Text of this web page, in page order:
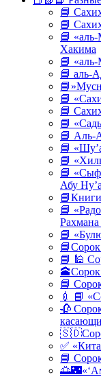
📘
📘
📘
Хакима
📘
📘 аль-
📘
📘
📘
📘 Аль-
📘
📘
📘
Абу
📘
Рахмана
📘
📘 🕌
📘
💉 📘
🥀
✅
📘